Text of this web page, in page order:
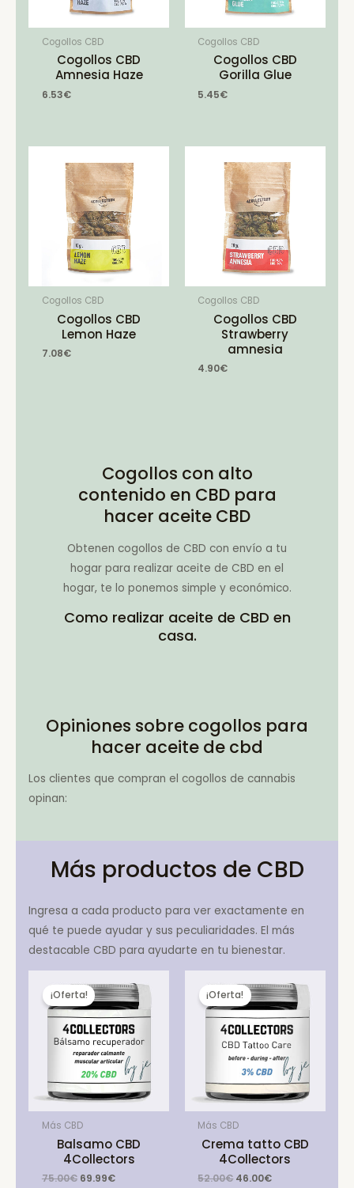
Cogollos CBD
Cogollos CBD
Amnesia Haze
6.53€
Cogollos CBD
Cogollos CBD
Gorilla Glue
5.45€
Cogollos CBD
Cogollos CBD
Lemon Haze
7.08€
Cogollos CBD
Cogollos CBD
Strawberry
amnesia
4.90€
Cogollos con alto
contenido en CBD para
hacer aceite CBD
Obtenen cogollos de CBD con envío a tu
hogar para realizar aceite de CBD en el
hogar, te lo ponemos simple y económico.
Como realizar aceite de CBD en
casa.
Opiniones sobre cogollos para
hacer aceite de cbd
Los clientes que compran el cogollos de cannabis
opinan:
Más productos de CBD
Ingresa a cada producto para ver exactamente en
qué te puede ayudar y sus peculiaridades. El más
destacable CBD para ayudarte en tu bienestar.
¡Oferta!
Más CBD
Balsamo CBD
4Collectors
75.00€ Original
69.99€Current
¡Oferta!
Más CBD
Crema tatto CBD
4Collectors
52.00€ Original
46.00€Current